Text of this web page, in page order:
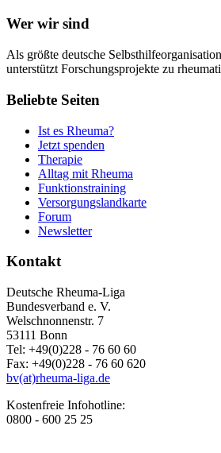
Wer wir sind
Als größte deutsche
unterstützt Forschungsprojekte zu
Beliebte Seiten
Ist es Rheuma?
Jetzt spenden
Therapie
Alltag mit Rheuma
Funktionstraining
Versorgungslandkarte
Forum
Newsletter
Kontakt
Deutsche Rheuma-Liga
Bundesverband e. V.
Welschnonnenstr. 7
53111 Bonn
Tel: +49(0)228 - 76 60 60
Fax: +49(0)228 - 76 60 620
bv(at)rheuma-liga.de
Kostenfreie Infohotline:
0800 - 600 25 25